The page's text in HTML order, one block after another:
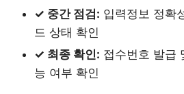
✓ 중간 점검: 입력정보 정확
드 상태 확인
✓ 최종 확인: 접수번호 발급
능 여부 확인